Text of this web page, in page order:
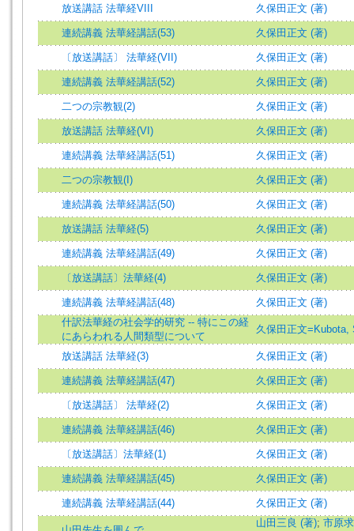
放送講話 法華経VIII 久保田正文 (著)
連続講義 法華経講話(53) 久保田正文 (著)
〔放送講話〕 法華経(VII) 久保田正文 (著)
連続講義 法華経講話(52) 久保田正文 (著)
二つの宗教観(2) 久保田正文 (著)
放送講話 法華経(VI) 久保田正文 (著)
連続講義 法華経講話(51) 久保田正文 (著)
二つの宗教観(I) 久保田正文 (著)
連続講義 法華経講話(50) 久保田正文 (著)
放送講話 法華経(5) 久保田正文 (著)
連続講義 法華経講話(49) 久保田正文 (著)
〔放送講話〕法華経(4) 久保田正文 (著)
連続講義 法華経講話(48)
久保田正文 (著)
什訳法華経の社会学的研究 -- 特にこの経
にあらわれる人間類型について
久保田正文=Kubota,
放送講話 法華経(3) 久保田正文 (著)
連続講義 法華経講話(47) 久保田正文 (著)
〔放送講話〕 法華経(2) 久保田正文 (著)
連続講義 法華経講話(46) 久保田正文 (著)
〔放送講話〕法華経(1) 久保田正文 (著)
連続講義 法華経講話(45) 久保田正文 (著)
連続講義 法華経講話(44) 久保田正文 (著)
山田三良 (著); 市原